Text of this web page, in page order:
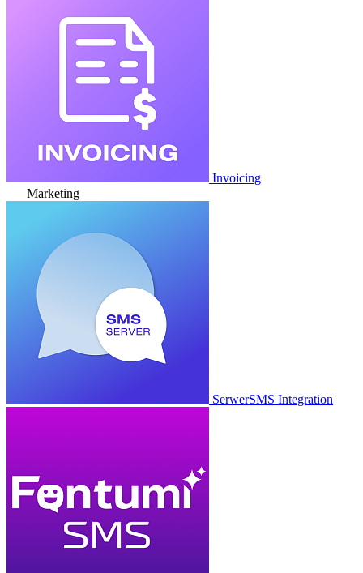
Invoicing
Marketing
SerwerSMS Integration